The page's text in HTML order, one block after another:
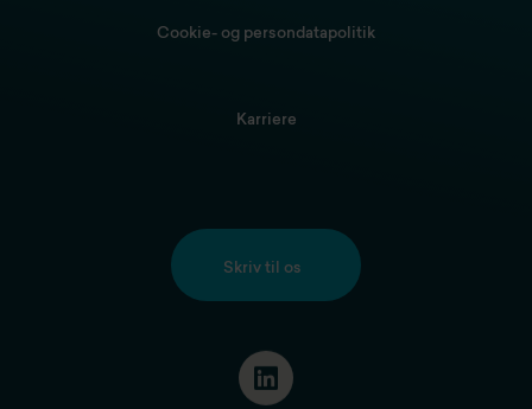
Cookie- og persondatapolitik
Karriere
Skriv til os